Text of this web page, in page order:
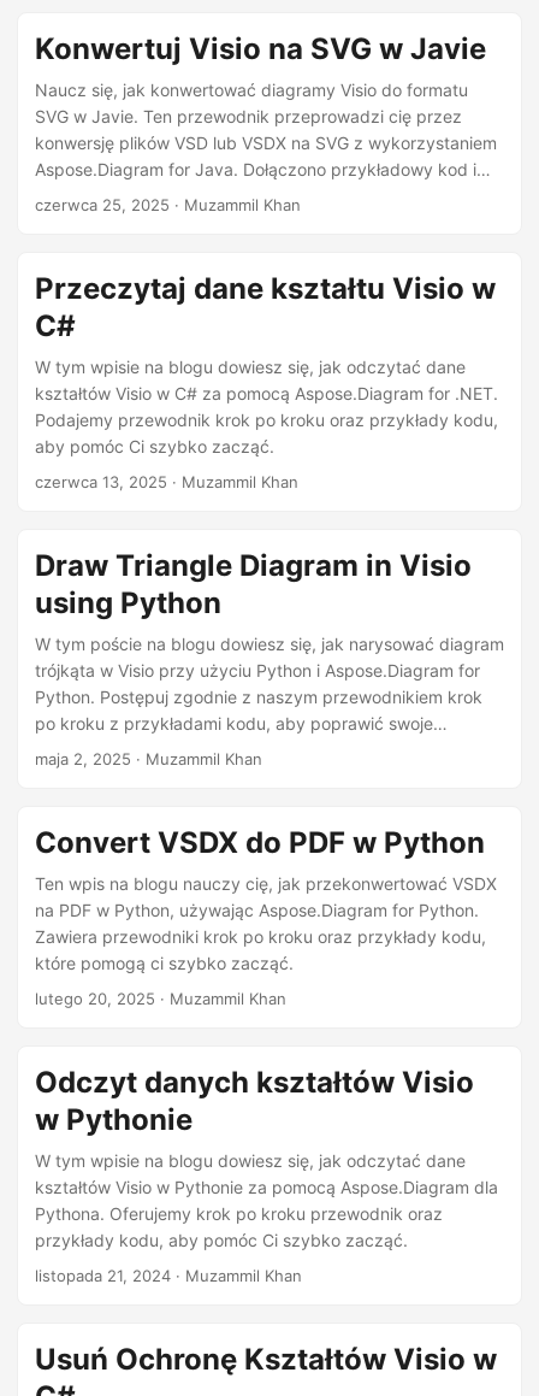
Konwertuj Visio na SVG w Javie
Naucz się, jak konwertować diagramy Visio do formatu
SVG w Javie. Ten przewodnik przeprowadzi cię przez
konwersję plików VSD lub VSDX na SVG z wykorzystaniem
Aspose.Diagram for Java. Dołączono przykładowy kod i
proste kroki.
czerwca 25, 2025 · Muzammil Khan
Przeczytaj dane kształtu Visio w
C#
W tym wpisie na blogu dowiesz się, jak odczytać dane
kształtów Visio w C# za pomocą Aspose.Diagram for .NET.
Podajemy przewodnik krok po kroku oraz przykłady kodu,
aby pomóc Ci szybko zacząć.
czerwca 13, 2025 · Muzammil Khan
Draw Triangle Diagram in Visio
using Python
W tym poście na blogu dowiesz się, jak narysować diagram
trójkąta w Visio przy użyciu Python i Aspose.Diagram for
Python. Postępuj zgodnie z naszym przewodnikiem krok
po kroku z przykładami kodu, aby poprawić swoje
umiejętności w rysowaniu diagramów.
maja 2, 2025 · Muzammil Khan
Convert VSDX do PDF w Python
Ten wpis na blogu nauczy cię, jak przekonwertować VSDX
na PDF w Python, używając Aspose.Diagram for Python.
Zawiera przewodniki krok po kroku oraz przykłady kodu,
które pomogą ci szybko zacząć.
lutego 20, 2025 · Muzammil Khan
Odczyt danych kształtów Visio
w Pythonie
W tym wpisie na blogu dowiesz się, jak odczytać dane
kształtów Visio w Pythonie za pomocą Aspose.Diagram dla
Pythona. Oferujemy krok po kroku przewodnik oraz
przykłady kodu, aby pomóc Ci szybko zacząć.
listopada 21, 2024 · Muzammil Khan
Usuń Ochronę Kształtów Visio w